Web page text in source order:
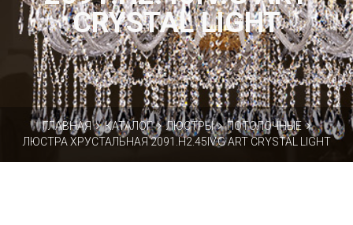
CRYSTAL LIGHT
ГЛАВНАЯ КАТАЛОГ ЛЮСТРЫ
ПОТОЛОЧНЫЕ
ЛЮСТРА ХРУСТАЛЬНАЯ 2091.H2.45IV.G ART CRYSTAL LIGHT